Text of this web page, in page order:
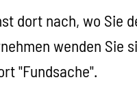
dort nach, wo Sie
wenden Sie
"Fundsache".